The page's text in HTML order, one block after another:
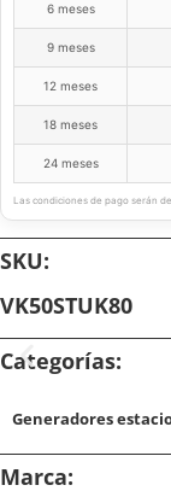
6 meses
9 meses
12 meses
18 meses
24 meses
Las condiciones de pago serán
SKU:
VK50STUK80
Categorías:
Generadores
Marca: